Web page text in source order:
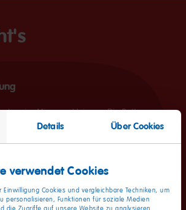
Details Über Cookies
verwendet Cookies
Einwilligung Cookies und vergleichbare Techniken, um
personalisieren, Funktionen für soziale Medien
im Mixer zerkleinern. Die Butter
mit den Plätzchen verkneten. Die